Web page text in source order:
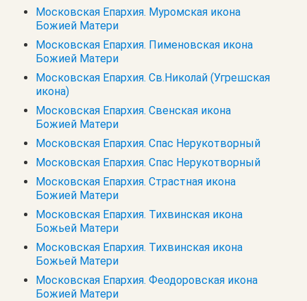
Московская Епархия. Муромская икона
Божией Матери
Московская Епархия. Пименовская икона
Божией Матери
Московская Епархия. Св.Николай (Угрешская
икона)
Московская Епархия. Свенская икона
Божией Матери
Московская Епархия. Спас Нерукотворный
Московская Епархия. Спас Нерукотворный
Московская Епархия. Страстная икона
Божией Матери
Московская Епархия. Тихвинская икона
Божьей Матери
Московская Епархия. Тихвинская икона
Божьей Матери
Московская Епархия. Феодоровская икона
Божией Матери